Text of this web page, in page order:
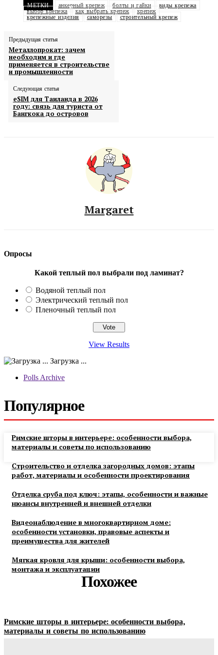
МЕТКИ анкерный крепеж болты и гайки
виды крепежа
выбор крепежа
как выбрать крепеж
крепеж
крепежные изделия
саморезы строительный крепеж
Предыдущая статья
Металлопрокат: зачем
необходим и где
применяется в строительстве
и промышленности
Следующая статья
eSIM для Таиланда в 2026
году: связь для туриста от
Бангкока до островов
Margaret
Опросы
Какой теплый пол выбрали под ламинат?
Водяной теплый пол
Электрический теплый пол
Пленочный теплый пол
View Results
Загрузка ...
Polls Archive
Популярное
Римские шторы в интерьере: особенности выбора,
материалы и советы по использованию
Строительство и отделка загородных домов: этапы
работ, материалы и особенности проектирования
Отделка сруба под ключ: этапы, особенности и важные
нюансы внутренней и внешней отделки
Видеонаблюдение в многоквартирном доме:
особенности установки, правовые аспекты и
преимущества для жителей
Мягкая кровля для крыши: особенности выбора,
монтажа и эксплуатации
Похожее
Римские шторы в интерьере: особенности выбора,
материалы и советы по использованию